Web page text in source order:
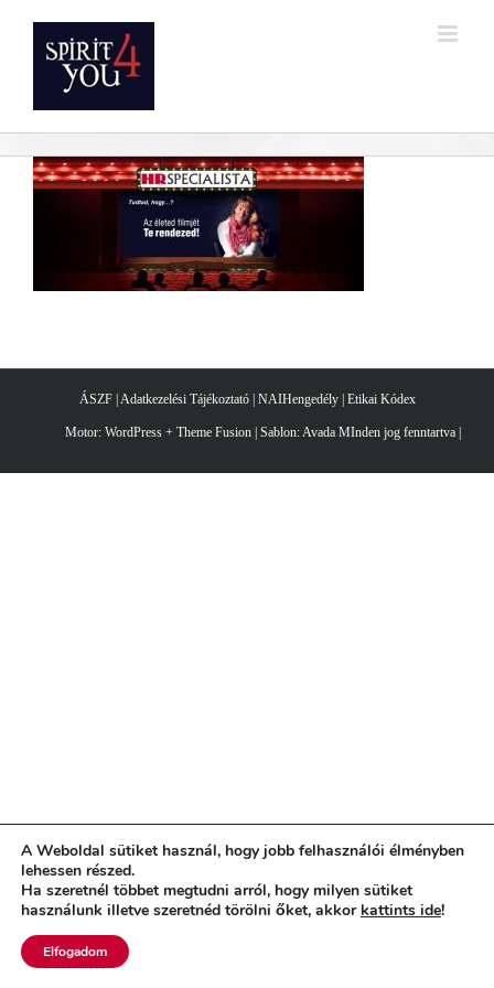
ÁSZF| Adatkezelési Tájékoztató| NAIHengedély| Etikai Kódex
Motor: WordPress + Theme Fusion | Sablon:Avada MInden jog fenntartva |
A Weboldal sütiket használ, hogy jobb felhasználói élményben
lehessen részed.
Ha szeretnél többet megtudni arról, hogy milyen sütiket
használunk illetve szeretnéd törölni őket, akkor kattints ide!
Elfogadom